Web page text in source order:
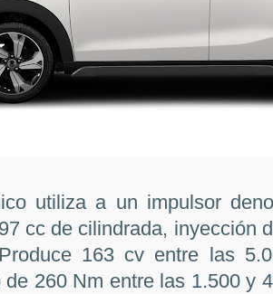
utiliza a un impulsor
cc de cilindrada, inyección
163 cv entre las
260 Nm entre las 1.500 y